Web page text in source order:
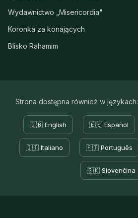
Wydawnictwo „Misericordia"
Koronka za konających
Blisko Rahamim
Strona dostępna również w językach:
🇬🇧 English 🇪🇸 Español
🇮🇹 Italiano 🇵🇹 Português
🇸🇰 Slovenčina